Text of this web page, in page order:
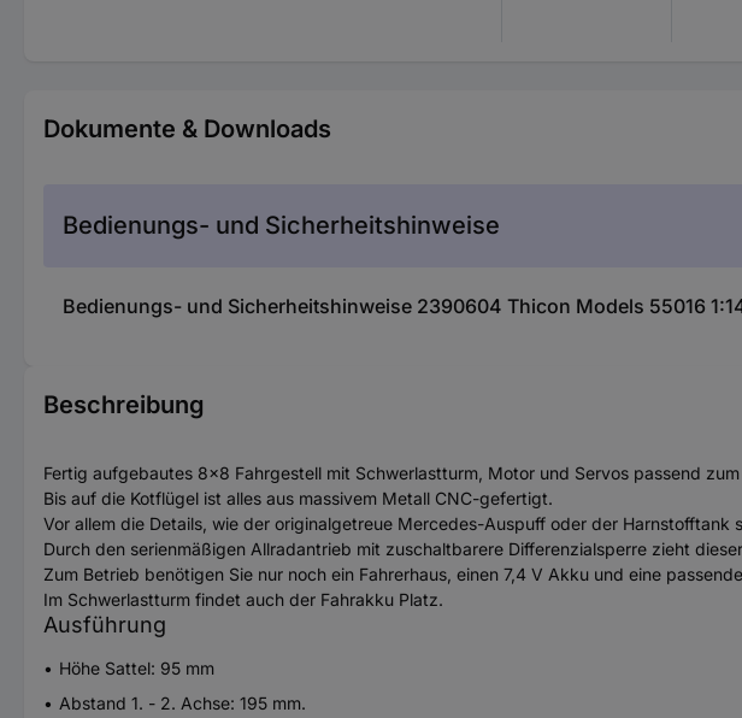
Dokumente & Downloads
Bedienungs- und Sicherheitshinweise
Bedienungs- und Sicherheitshinweise 2390604 Thicon Models 55016
Beschreibung
Fertig aufgebautes 8x8 Fahrgestell mit Schwerlastturm, Motor und Servos passend
Bis auf die Kotflügel ist alles aus massivem Metall CNC-gefertigt.
Vor allem die Details, wie der originalgetreue Mercedes-Auspuff oder der Harnstofftank
Durch den serienmäßigen Allradantrieb mit zuschaltbarere Differenzialsperre zieht
Zum Betrieb benötigen Sie nur noch ein Fahrerhaus, einen 7,4 V Akku und eine
Im Schwerlastturm findet auch der Fahrakku Platz.
Ausführung
Höhe Sattel: 95 mm
Abstand 1. - 2. Achse: 195 mm.